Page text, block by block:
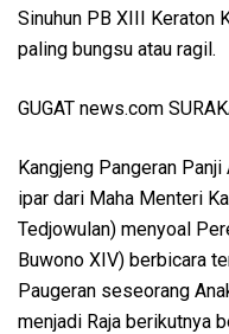
Sinuhun PB XIII Keraton
paling bungsu atau ragil.
GUGAT news.com
Kangjeng Pangeran
ipar dari Maha Menteri
Tedjowulan) menyoal
Buwono XIV) berbicara
Paugeran seseorang
menjadi Raja berikutnya